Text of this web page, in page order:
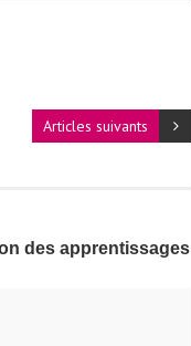
Articles suivants
des apprentissages